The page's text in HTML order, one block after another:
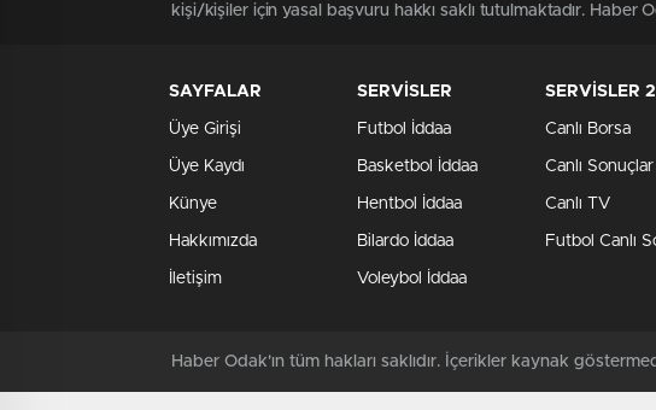
kişi/kişiler için yasal başvuru hakkı saklı tutulmaktadır. Haber
SAYFALAR
Üye Girişi
Üye Kaydı
Künye
Hakkımızda
İletişim
SERVİSLER
Futbol İddaa
Basketbol İddaa
Hentbol İddaa
Bilardo İddaa
Voleybol İddaa
SERVİSLER 2
Canlı Borsa
Canlı Sonuçlar
Canlı TV
Futbol Canlı
Haber Odak'ın tüm hakları saklıdır. İçerikler kaynak